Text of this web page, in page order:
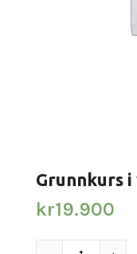
Grunnkurs
kr19.900